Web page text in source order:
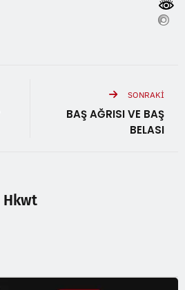
SONRAKI
BAŞ AĞRISI VE BAŞ
BELASI
Hkwt